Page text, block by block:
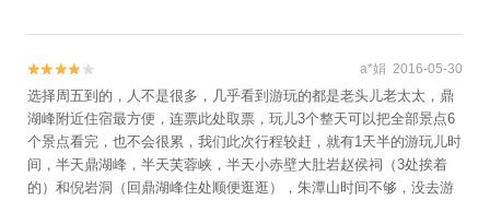
谷漂流+新处峡绿谷漂流景区+丽水市体育场
+丽水日化美容养生会所+遂昌北斗崖景区
+瓯江源景区+奇想探索乐园+千峡湖生态旅
游度假区+追浪漂流+丽水蝴蝶谷(城市花
园)+丽水景宁云耕生活旅游区+缙云笕川花海

 a*娟 2016-05-30
选择周五到的，人不是很多，几乎看到游玩的都是老头儿老太太，鼎
湖峰附近住宿最方便，连票此处取票，玩儿3个整天可以把全部景点6
个景点看完，也不会很累，我们此次行程较赶，就有1天半的游玩儿时
间，半天鼎湖峰，半天芙蓉峡，半天小赤壁大肚岩赵侯祠（3处挨着
的）和倪岩洞（回鼎湖峰住处顺便逛逛），朱潭山时间不够，没去游